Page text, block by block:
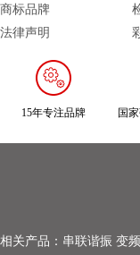
商标品牌
法律声明
15年专注品牌 国
相关产品： 串联谐振 变